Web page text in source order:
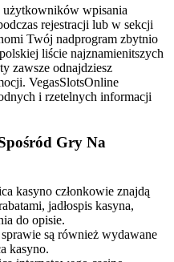
użytkowników wpisania
rejestracji lub w sekcji
Twój nadprogram zbytnio
liście najznamienitszych
zawsze odnajdziesz
VegasSlotsOnline
i rzetelnych informacji
Gry Na
kasyno członkowie znajdą
jadłospis kasyna,
do opisie.
są również wydawane
kasyno.